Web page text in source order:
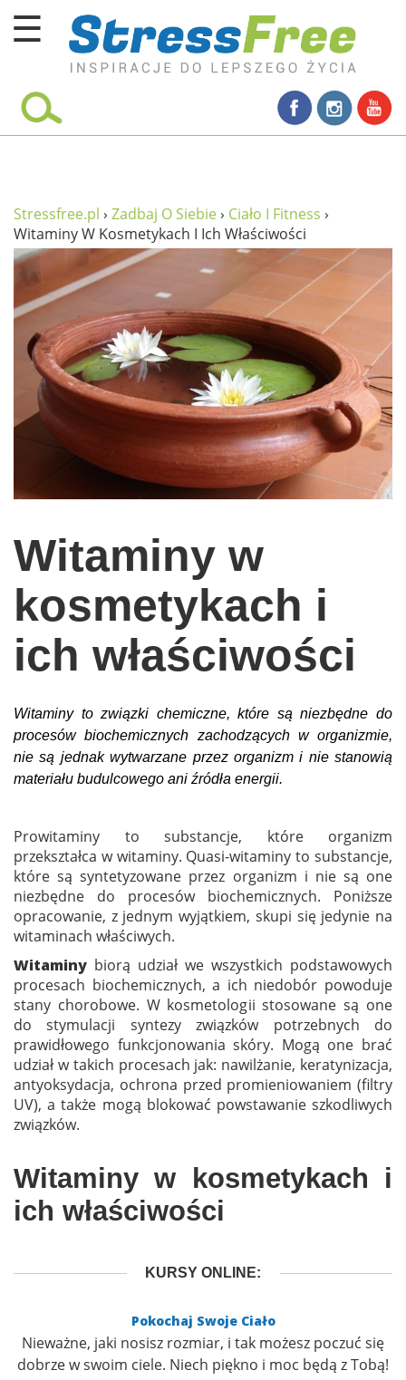
☰
Kursy online
umysł
proste życie
relaks
filozofia życia
wolność od stresu
miłość i rodzina
w rodzinie
edukacja
zabawy dla dzieci
Inspiracje
podróże
zrób to sam
kuchnia
praca
galerie
Stressfree.pl › Zadbaj O Siebie› Ciało I Fitness ›
Witaminy W Kosmetykach I Ich Właściwości
Witaminy w
kosmetykach i
ich właściwości
Witaminy to związki chemiczne, które są niezbędne do
procesów biochemicznych zachodzących w organizmie,
nie są jednak wytwarzane przez organizm i nie stanowią
materiału budulcowego ani źródła energii.
Prowitaminy to substancje, które organizm
przekształca w witaminy. Quasi-witaminy to substancje,
które są syntetyzowane przez organizm i nie są one
niezbędne do procesów biochemicznych. Poniższe
opracowanie, z jednym wyjątkiem, skupi się jedynie na
witaminach właściwych.
Witaminy biorą udział we wszystkich podstawowych
procesach biochemicznych, a ich niedobór powoduje
stany chorobowe. W kosmetologii stosowane są one
do stymulacji syntezy związków potrzebnych do
prawidłowego funkcjonowania skóry. Mogą one brać
udział w takich procesach jak: nawilżanie, keratynizacja,
antyoksydacja, ochrona przed promieniowaniem (filtry
UV), a także mogą blokować powstawanie szkodliwych
związków.
Witaminy w kosmetykach i
ich właściwości
KURSY ONLINE:
Pokochaj Swoje Ciało
Nieważne, jaki nosisz rozmiar, i tak możesz poczuć się
dobrze w swoim ciele. Niech piękno i moc będą z Tobą!